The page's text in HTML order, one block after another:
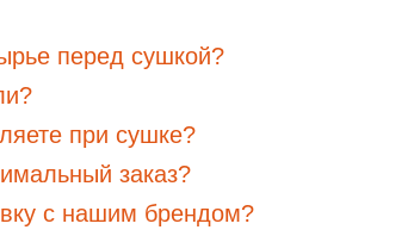
перед сушкой?
при сушке?
заказ?
с нашим брендом?